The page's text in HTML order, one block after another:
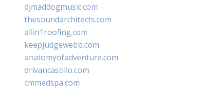
djmaddogmusic.com
thesoundarchitects.com
allin1roofing.com
keepjudgewebb.com
anatomyofadventure.com
drivancastillo.com
cmmedspa.com